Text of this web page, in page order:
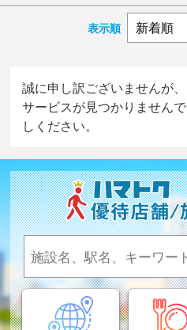
表示順
誠に申し訳ございませんが
サービスが見つかりません
しください。